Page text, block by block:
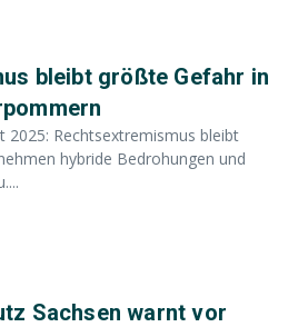
bleibt größte Gefahr in
2025: Rechtsextremismus bleibt
hybride Bedrohungen und
Sachsen warnt vor